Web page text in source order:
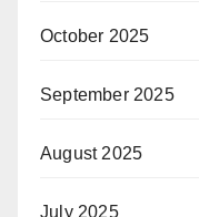
October 2025
September 2025
August 2025
July 2025